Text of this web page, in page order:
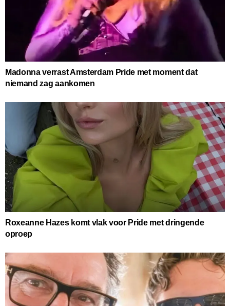
Madonna verrast Amsterdam Pride met moment dat
niemand zag aankomen
Roxeanne Hazes komt vlak voor Pride met dringende
oproep